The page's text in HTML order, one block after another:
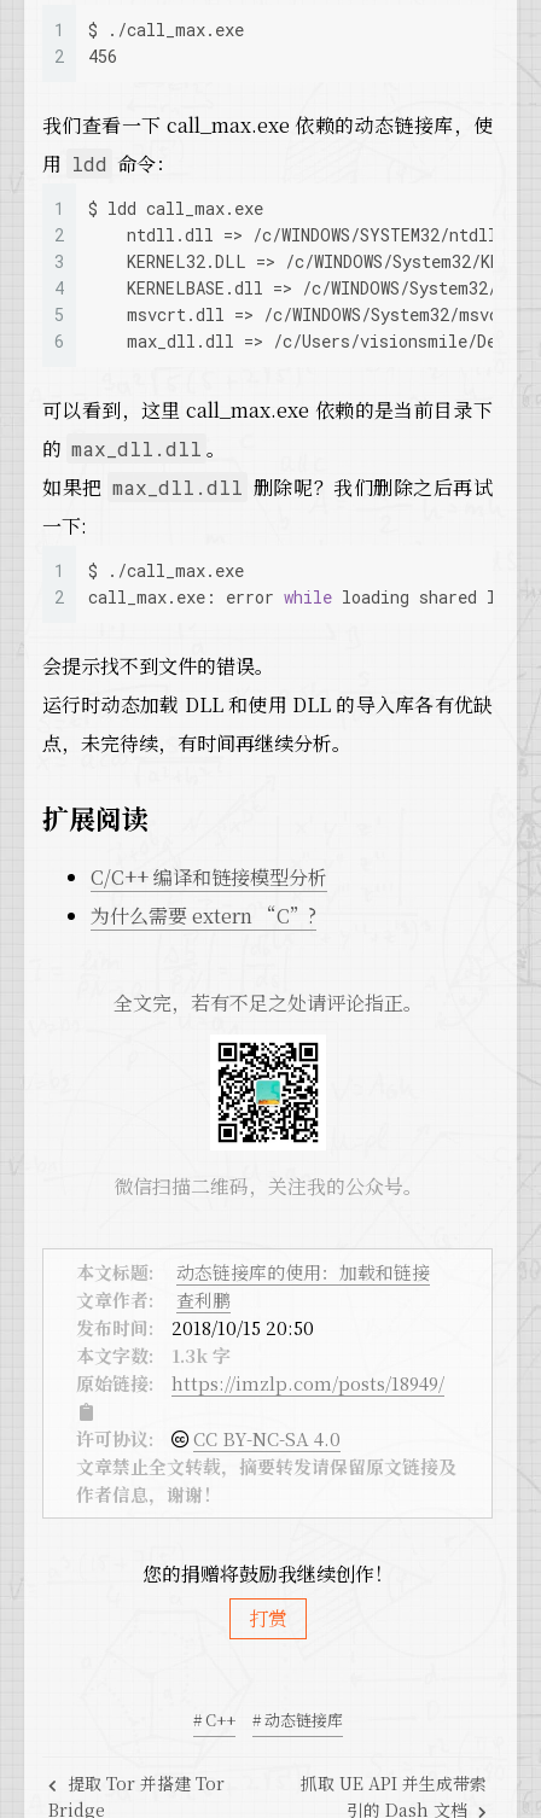
1
2
$ ./call_max.exe
456
我们查看一下 call_max.exe 依赖的动态链接库，使
用 ldd 命令：
1
2
3
4
5
6
$ ldd call_max.exe
ntdll.dll => /c/WINDOWS/SYSTEM32/
KERNEL32.DLL => /c/WINDOWS/System32/
KERNELBASE.dll => /c/WINDOWS/System32/
msvcrt.dll => /c/WINDOWS/System32/
max_dll.dll => /c/Users/visionsmile/
可以看到，这里 call_max.exe 依赖的是当前目录下
的 max_dll.dll 。
如果把 max_dll.dll 删除呢？我们删除之后再试
一下:
1
2
$ ./call_max.exe
call_max.exe: error while loading shared
会提示找不到文件的错误。
运行时动态加载 DLL 和使用 DLL 的导入库各有优缺
点，未完待续，有时间再继续分析。
扩展阅读
C/C++ 编译和链接模型分析
为什么需要 extern “C”?
全文完，若有不足之处请评论指正。
微信扫描二维码，关注我的公众号。
本文标题:
动态链接库的使用：加载和链接
文章作者:
查利鹏
发布时间:
2018/10/15 20:50
本文字数:
1.3k 字
原始链接:
https://imzlp.com/posts/18949/
许可协议:
CC BY-NC-SA 4.0
文章禁止全文转载，摘要转发请保留原文链接及
作者信息，谢谢！
您的捐赠将鼓励我继续创作！
打赏
# C++ # 动态链接库
提取 Tor 并搭建 Tor
Bridge
抓取 UE API 并生成带索
引的 Dash 文档